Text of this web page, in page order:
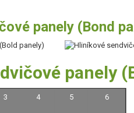
panely (Bond
panely
3 4 5 6